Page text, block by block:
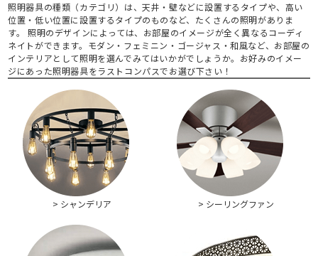
照明器具の種類（カテゴリ）は、天井・壁などに設置するタイプや、高い
位置・低い位置に設置するタイプのものなど、たくさんの照明がありま
す。 照明のデザインによっては、お部屋のイメージが全く異なるコーディ
ネイトができます。モダン・フェミニン・ゴージャス・和風など、お部屋の
インテリアとして照明を選んでみてはいかがでしょうか。お好みのイメー
ジにあった照明器具をラストコンパスでお選び下さい！
> シャンデリア > シーリングファン